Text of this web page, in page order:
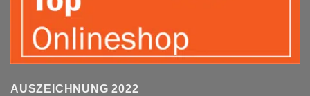
AUSZEICHNUNG 2022